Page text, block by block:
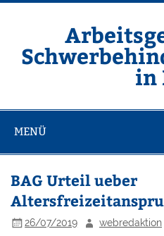
Zum
in
MENÜ
BAG Urteil ueber
26/07/2019 webredaktion